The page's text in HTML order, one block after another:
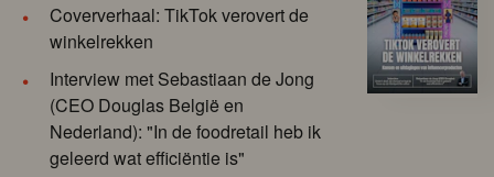
Coververhaal: TikTok verovert de
winkelrekken
Interview met Sebastiaan de Jong
(CEO Douglas België en
Nederland): "In de foodretail heb ik
geleerd wat efficiëntie is"